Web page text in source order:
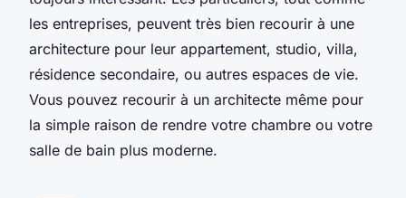
les entreprises, peuvent très bien recourir à une
architecture pour leur appartement, studio, villa,
résidence secondaire, ou autres espaces de vie.
Vous pouvez recourir à un architecte même pour
la simple raison de rendre votre chambre ou votre
salle de bain plus moderne.